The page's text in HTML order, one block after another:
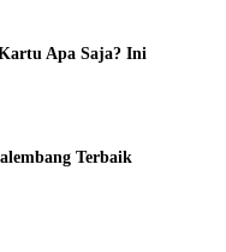
Apa Saja? Ini
Terbaik